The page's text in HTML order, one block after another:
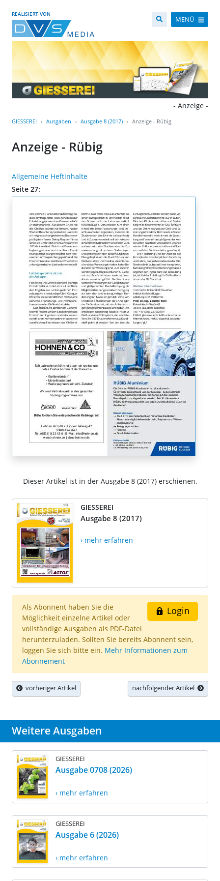
REALISIERT VON
MENÜ
- Anzeige -
GIESSEREI Ausgaben Ausgabe 8 (2017) Anzeige - Rübig
Anzeige - Rübig
Allgemeine Heftinhalte
Seite 27:
Dieser Artikel ist in der Ausgabe 8 (2017) erschienen.
GIESSEREI
Ausgabe 8 (2017)
› mehr erfahren
Login
Als Abonnent haben Sie die
Möglichkeit einzelne Artikel oder
vollständige Ausgaben als PDF-Datei
herunterzuladen. Sollten Sie bereits Abonnent sein,
loggen Sie sich bitte ein. Mehr Informationen zum
Abonnement
vorheriger Artikel nachfolgender Artikel
Weitere Ausgaben
GIESSEREI
Ausgabe 0708 (2026)
› mehr erfahren
GIESSEREI
Ausgabe 6 (2026)
› mehr erfahren